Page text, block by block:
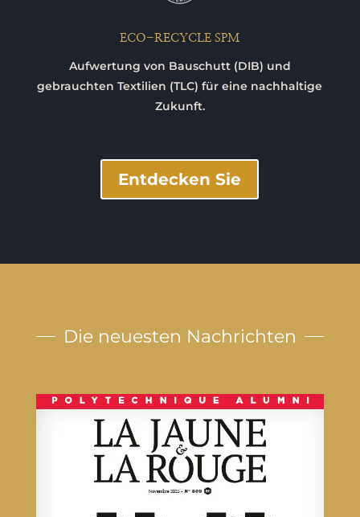
ECO-RECYCLE SPM
Aufwertung von Bauschutt (DIB) und
gebrauchten Textilien (TLC) für eine nachhaltige
Zukunft.
Entdecken Sie
Die neuesten Nachrichten